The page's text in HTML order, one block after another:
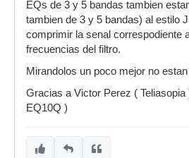
EQs de 3 y 5 bandas tambien
tambien de 3 y 5 bandas) al estilo
comprimir la senal correspodiente
frecuencias del filtro.
Mirandolos un poco mejor no estan
Gracias a Victor Perez (
EQ10Q )